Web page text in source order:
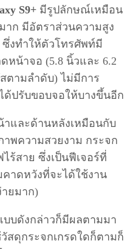
S9+ มีรูปลักษณ์เหมือน
าก มีอัตราส่วนความสูง
ซึ่งทำให้ตัวโทรศัพท์มี
น้าจอ (5.8 นิ้วและ 6.2
ตามลำดับ) ไม่มีการ
ด้ปรับขอบจอให้บางขึ้นอีก
าและด้านหลังเหมือนกับ
าพความสวยงาม กระจก
ร้สาย ซึ่งเป็นฟีเจอร์ที่
าดหวังที่จะได้ใช้งาน
ยมาก)
บดังกล่าวก็มีผลตามมา
สดุกระจกเกรดใดก็ตามก็